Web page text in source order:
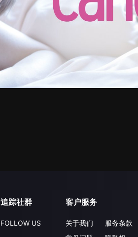
追踪社群
FOLLOW US
客户服务
关于我们
服务条款